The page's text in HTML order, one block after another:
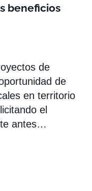
beneficios
de
de
en territorio
el
antes…